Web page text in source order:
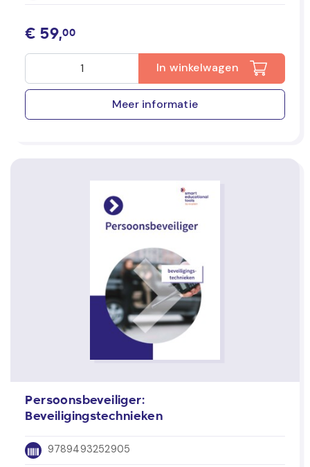
€ 59,00
In winkelwagen
Meer informatie
Persoonsbeveiliger:
Beveiligingstechnieken
9789493252905